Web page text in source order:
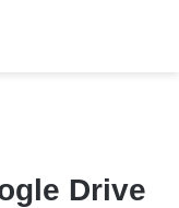
Drive